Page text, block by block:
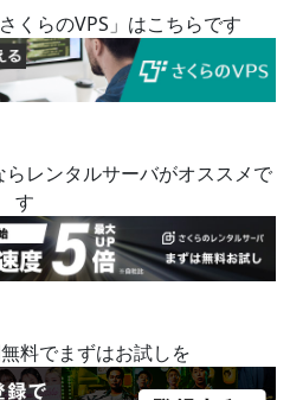
くらのVPS」はこちらです
レンタルサーバがオススメで
す
料でまずはお試しを